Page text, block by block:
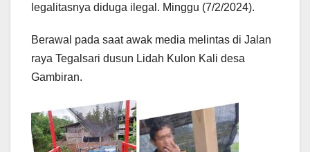
legalitasnya diduga ilegal. Minggu (7/2/2024).
Berawal pada saat awak media melintas di Jalan
raya Tegalsari dusun Lidah Kulon Kali desa
Gambiran.